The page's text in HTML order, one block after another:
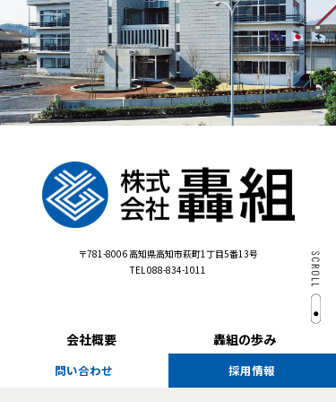
問い合わせ 採用情報
〒781-8006高知県高知市萩町1丁目5番13号
TEL 088-834-1011
会社概要 轟組の歩み
施工実績 お知らせ